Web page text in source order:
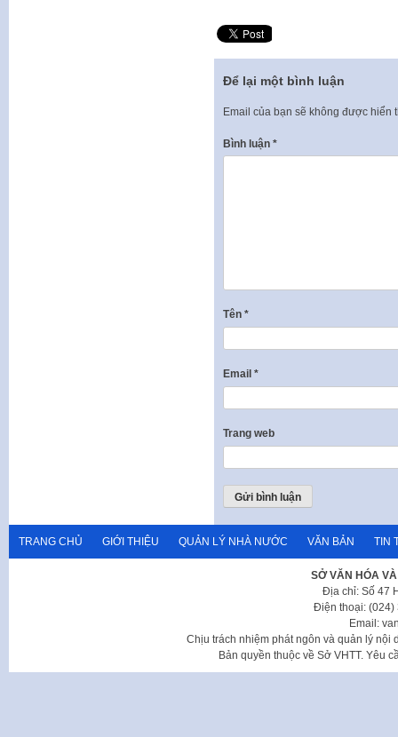
Để lại một bình luận
Email của bạn sẽ không được hiển
Bình luận *
Tên *
Email *
Trang web
TRANG CHỦ GIỚI THIỆU QUẢN LÝ NHÀ NƯỚC VĂN BẢN TIN
SỞ VĂN HÓA
Địa chỉ: Số 47
Điện thoại: (024)
Email:
Chịu trách nhiệm phát ngôn và quản lý nội
Bản quyền thuộc về Sở VHTT. Yêu